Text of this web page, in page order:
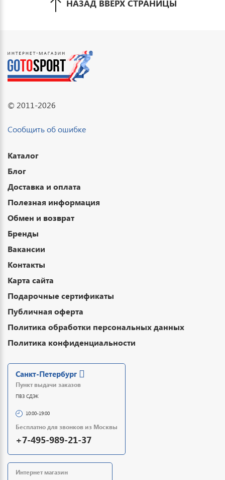
НАЗАД ВВЕРХ СТРАНИЦЫ
© 2011-2026
Сообщить об ошибке
Каталог
Блог
Доставка и оплата
Полезная информация
Обмен и возврат
Бренды
Вакансии
Контакты
Карта сайта
Подарочные сертификаты
Публичная оферта
Политика обработки персональных данных
Политика конфиденциальности
Санкт-Петербург
Пункт выдачи заказов
ПВЗ СДЭК
10:00-19:00
Бесплатно для звонков из Москвы
+7-495-989-21-37
Интернет магазин